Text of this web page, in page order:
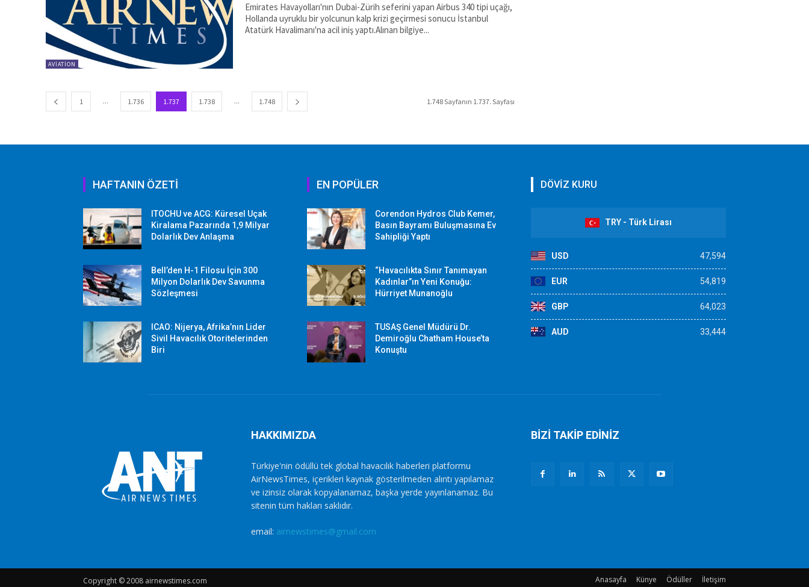
AVIATION
Emirates Havayolları'nın Dubai-Zürih seferini yapan Airbus 340 tipi uçağı,
Hollanda uyruklu bir yolcunun kalp krizi geçirmesi sonucu İstanbul
Atatürk Havalimanı'na acil iniş yaptı.Alınan bilgiye...
1 ... 1.736 1.737 1.738 ... 1.748 1.748 Sayfanın 1.737. Sayfası
HAFTANIN ÖZETİ
ITOCHU ve ACG: Küresel Uçak
Kiralama Pazarında 1,9 Milyar
Dolarlık Dev Anlaşma
Bell’den H-1 Filosu İçin 300
Milyon Dolarlık Dev Savunma
Sözleşmesi
ICAO: Nijerya, Afrika’nın Lider
Sivil Havacılık Otoritelerinden
Biri
EN POPÜLER
Corendon Hydros Club Kemer,
Basın Bayramı Buluşmasına Ev
Sahipliği Yaptı
“Havacılıkta Sınır Tanımayan
Kadınlar”ın Yeni Konuğu:
Hürriyet Munanoğlu
TUSAŞ Genel Müdürü Dr.
Demiroğlu Chatham House’ta
Konuştu
DÖVİZ KURU
TRY - Türk Lirası
USD 47,594
EUR 54,819
GBP 64,023
AUD 33,444
HAKKIMIZDA
Türkiye'nin ödüllü tek global havacılık haberleri platformu
AirNewsTimes, içerikleri kaynak gösterilmeden alıntı yapılamaz
ve izinsiz olarak kopyalanamaz, başka yerde yayınlanamaz. Bu
sitenin tüm hakları saklıdır.
email: airnewstimes@gmail.com
BİZİ TAKİP EDİNİZ
Copyright © 2008 airnewstimes.com Anasayfa Künye Ödüller İletişim